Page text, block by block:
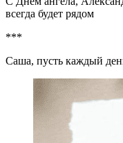
всегда будет рядом
***
Саша, пусть каждый